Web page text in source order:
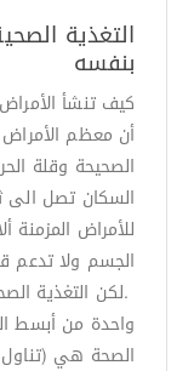
التغذية
بنفسه
كيف تنشأ
أن معظم
الصحيحة وقلة
السكان تصل الى
للأمراض المزمنة
الجسم ولا تدعم
.لكن التغذية
واحدة من أبسط
الصحة هي